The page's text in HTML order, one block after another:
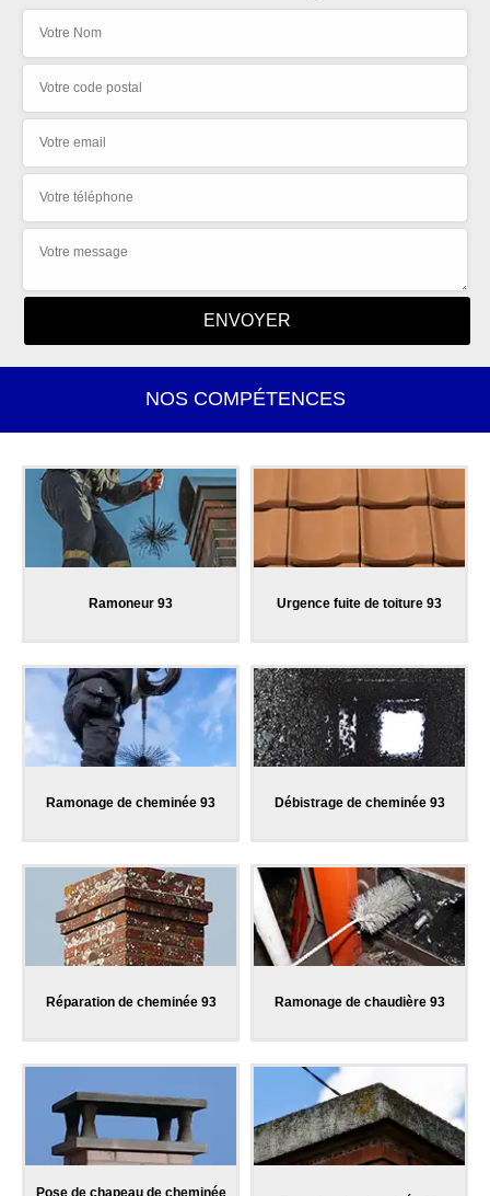
NOS COMPÉTENCES
Ramoneur 93 Urgence fuite de toiture 93
Ramonage de cheminée 93 Débistrage de cheminée 93
Réparation de cheminée 93 Ramonage de chaudière 93
Pose de chapeau de cheminée